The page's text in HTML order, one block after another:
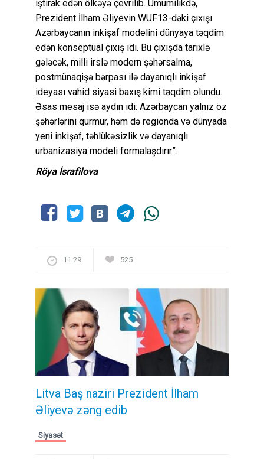
iştirak edən ölkəyə çevrilib. Ümumilikdə,
Prezident İlham Əliyevin WUF13-dəki çıxışı
Azərbaycanın inkişaf modelini dünyaya təqdim
edən konseptual çıxış idi. Bu çıxışda tarixlə
gələcək, milli irslə modern şəhərsalma,
postmünaqişə bərpası ilə dayanıqlı inkişaf
ideyası vahid siyasi baxış kimi təqdim olundu.
Əsas mesaj isə aydın idi: Azərbaycan yalnız öz
şəhərlərini qurmur, həm də regionda və dünyada
yeni inkişaf, təhlükəsizlik və dayanıqlı
urbanizasiya modeli formalaşdırır”.
Röya İsrafilova
11:29 525
Litva Baş naziri Prezident İlham
Əliyevə zəng edib
Siyasət